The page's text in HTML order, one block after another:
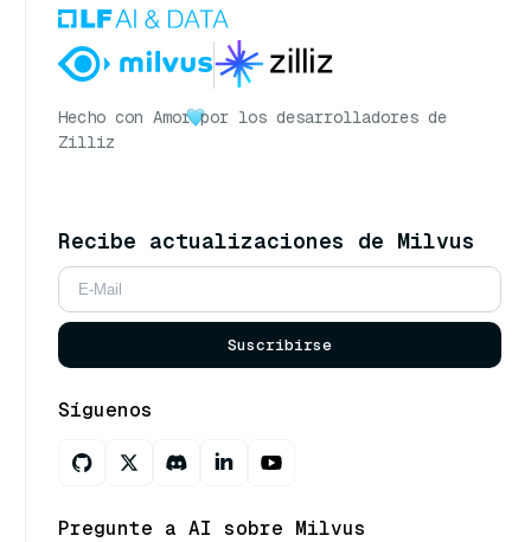
Hecho con Amor por los desarrolladores de
Zilliz
Recibe actualizaciones de Milvus
Suscribirse
Síguenos
Pregunte a AI sobre Milvus